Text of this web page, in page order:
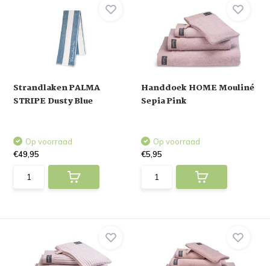
Strandlaken PALMA
STRIPE Dusty Blue
Op voorraad
€49,95
Handdoek HOME Mouliné
Sepia Pink
Op voorraad
€5,95